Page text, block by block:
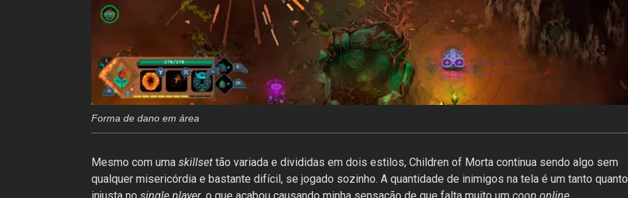
Forma de dano em área
Mesmo com uma skillset tão variada e divididas em dois estilos, Children of Morta continua sendo algo sem
qualquer misericórdia e bastante difícil, se jogado sozinho. A quantidade de inimigos na tela é um tanto quanto
injusta no single player, o que acabou causando minha sensação de que falta muito um coop online.